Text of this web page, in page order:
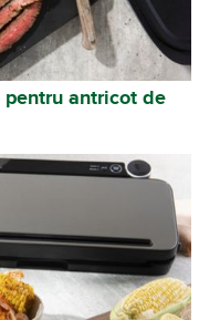
antricot de